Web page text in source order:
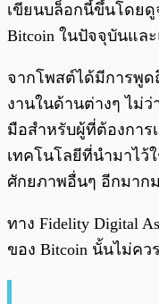
เขียนบล็อกนี้ขึ้นโดยดู
Bitcoin ในปัจจุบันแล
จากโพสต์ได้มีการพูด
งานในด้านต่างๆ ไม่ว่
มือสำหรับผู้ที่ต้องการ
เทคโนโลยีที่นำมาไว้
ศักยภาพอื่นๆ อีกมาก
ทาง Fidelity Digital
ของ Bitcoin นั้นไม่ค